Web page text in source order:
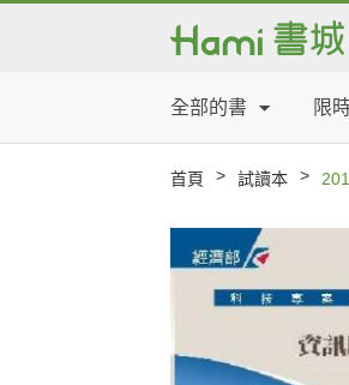
全部的書 限
首頁 > 試讀本 >